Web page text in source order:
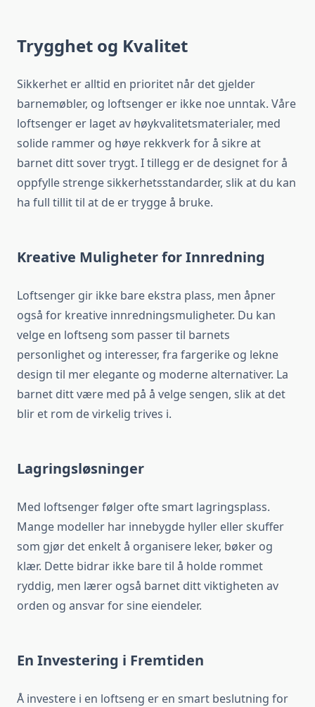
Trygghet og Kvalitet
Sikkerhet er alltid en prioritet når det gjelder
barnemøbler, og loftsenger er ikke noe unntak. Våre
loftsenger er laget av høykvalitetsmaterialer, med
solide rammer og høye rekkverk for å sikre at
barnet ditt sover trygt. I tillegg er de designet for å
oppfylle strenge sikkerhetsstandarder, slik at du kan
ha full tillit til at de er trygge å bruke.
Kreative Muligheter for Innredning
Loftsenger gir ikke bare ekstra plass, men åpner
også for kreative innredningsmuligheter. Du kan
velge en loftseng som passer til barnets
personlighet og interesser, fra fargerike og lekne
design til mer elegante og moderne alternativer. La
barnet ditt være med på å velge sengen, slik at det
blir et rom de virkelig trives i.
Lagringsløsninger
Med loftsenger følger ofte smart lagringsplass.
Mange modeller har innebygde hyller eller skuffer
som gjør det enkelt å organisere leker, bøker og
klær. Dette bidrar ikke bare til å holde rommet
ryddig, men lærer også barnet ditt viktigheten av
orden og ansvar for sine eiendeler.
En Investering i Fremtiden
Å investere i en loftseng er en smart beslutning for